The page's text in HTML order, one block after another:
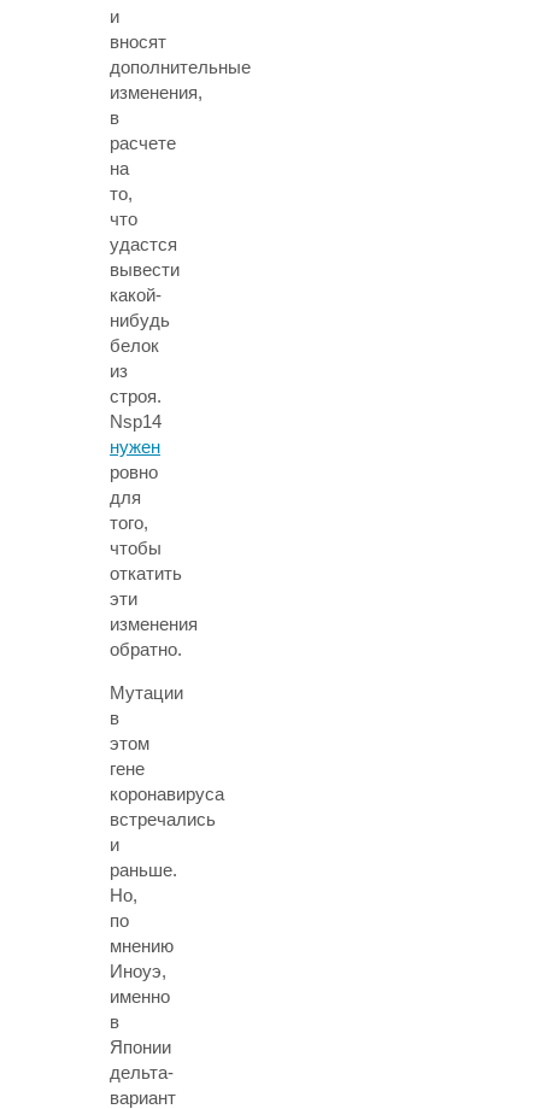
и
вносят
дополнительные
изменения,
в
расчете
на
то,
что
удастся
вывести
какой-
нибудь
белок
из
строя.
Nsp14
нужен
ровно
для
того,
чтобы
откатить
эти
изменения
обратно.
Мутации
в
этом
гене
коронавируса
встречались
и
раньше.
Но,
по
мнению
Иноуэ,
именно
в
Японии
дельта-
вариант